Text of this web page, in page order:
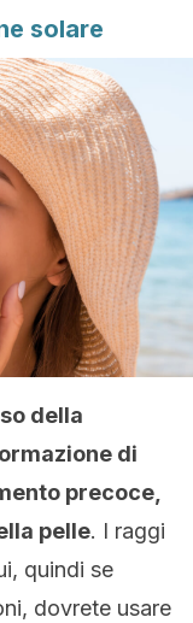
solare
della
di
precoce,
pelle. I raggi
quindi se
dovrete usare